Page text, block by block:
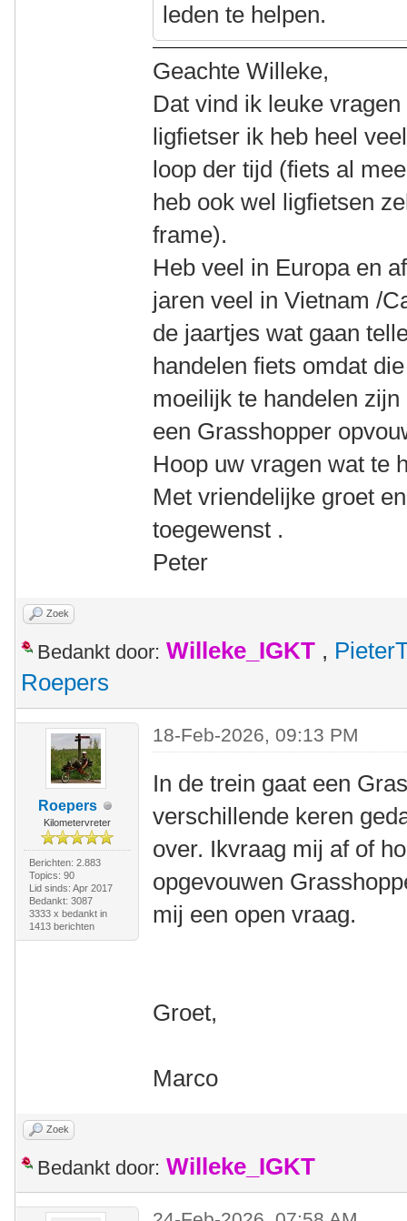
leden te helpen.
Geachte Willeke,
Dat vind ik leuke
ligfietser ik heb heel
loop der tijd (fiets al
heb ook wel ligfietsen
frame).
Heb veel in Europa en
jaren veel in Vietnam /
de jaartjes wat gaan
handelen fiets omdat
moeilijk te handelen
een Grasshopper
Hoop uw vragen wat te
Met vriendelijke groet
toegewenst .
Peter
Zoek
Bedankt door: Willeke_IGKT ,
Roepers
Roepers
Kilometervreter
Berichten: 2.883
Topics: 90
Lid sinds: Apr 2017
Bedankt: 3087
3333 x bedankt in
1413 berichten
18-Feb-2026, 09:13 PM
In de trein gaat een
verschillende keren
over. Ikvraag mij af of
opgevouwen
mij een open vraag.
Groet,
Marco
Zoek
Bedankt door: Willeke_IGKT